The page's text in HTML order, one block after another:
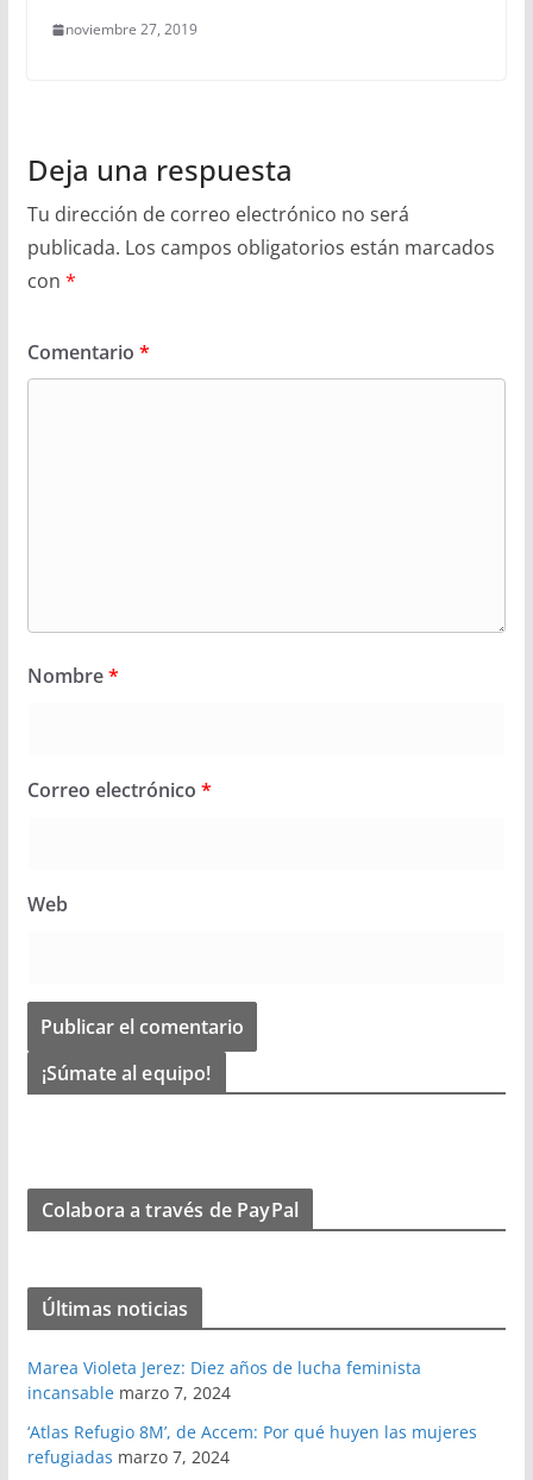
noviembre 27, 2019
Deja una respuesta
Tu dirección de correo electrónico no será
publicada. Los campos obligatorios están marcados
con *
Comentario *
Nombre*
Correo electrónico *
Web
¡Súmate al equipo!
Colabora a través de PayPal
Últimas noticias
Marea Violeta Jerez: Diez años de lucha feminista
incansable marzo 7, 2024
‘Atlas Refugio 8M’, de Accem: Por qué huyen las mujeres
refugiadas marzo 7, 2024